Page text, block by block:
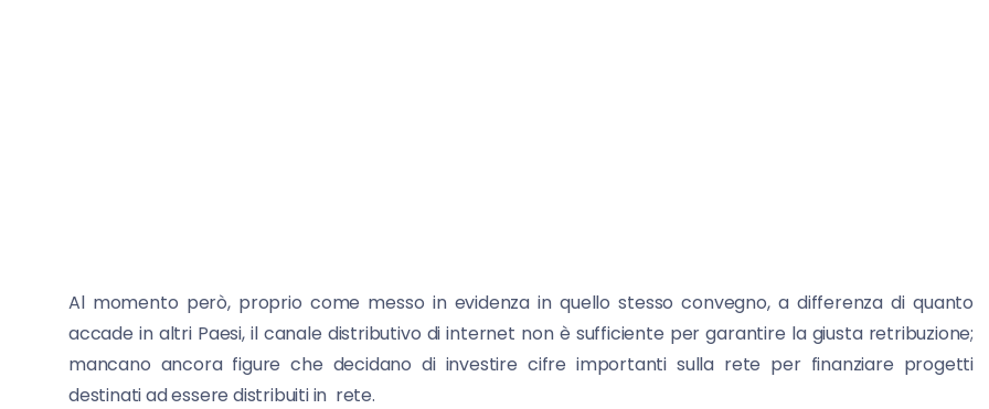
Al momento però, proprio come messo in evidenza in quello stesso convegno, a differenza di quanto
accade in altri Paesi, il canale distributivo di internet non è sufficiente per garantire la giusta retribuzione;
mancano ancora figure che decidano di investire cifre importanti sulla rete per finanziare progetti
destinati ad essere distribuiti in rete.